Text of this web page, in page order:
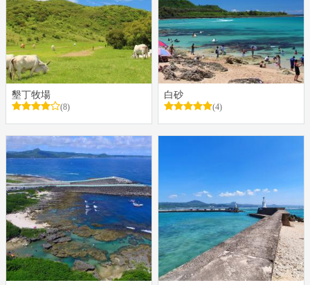
墾丁牧場
(8)
白砂
(4)